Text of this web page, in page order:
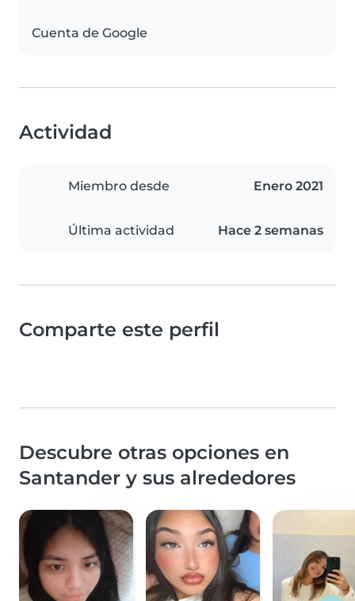
Cuenta de Google
Actividad
Miembro desde Enero 2021
Última actividad Hace 2 semanas
Comparte este perfil
Descubre otras opciones en
Santander y sus alrededores